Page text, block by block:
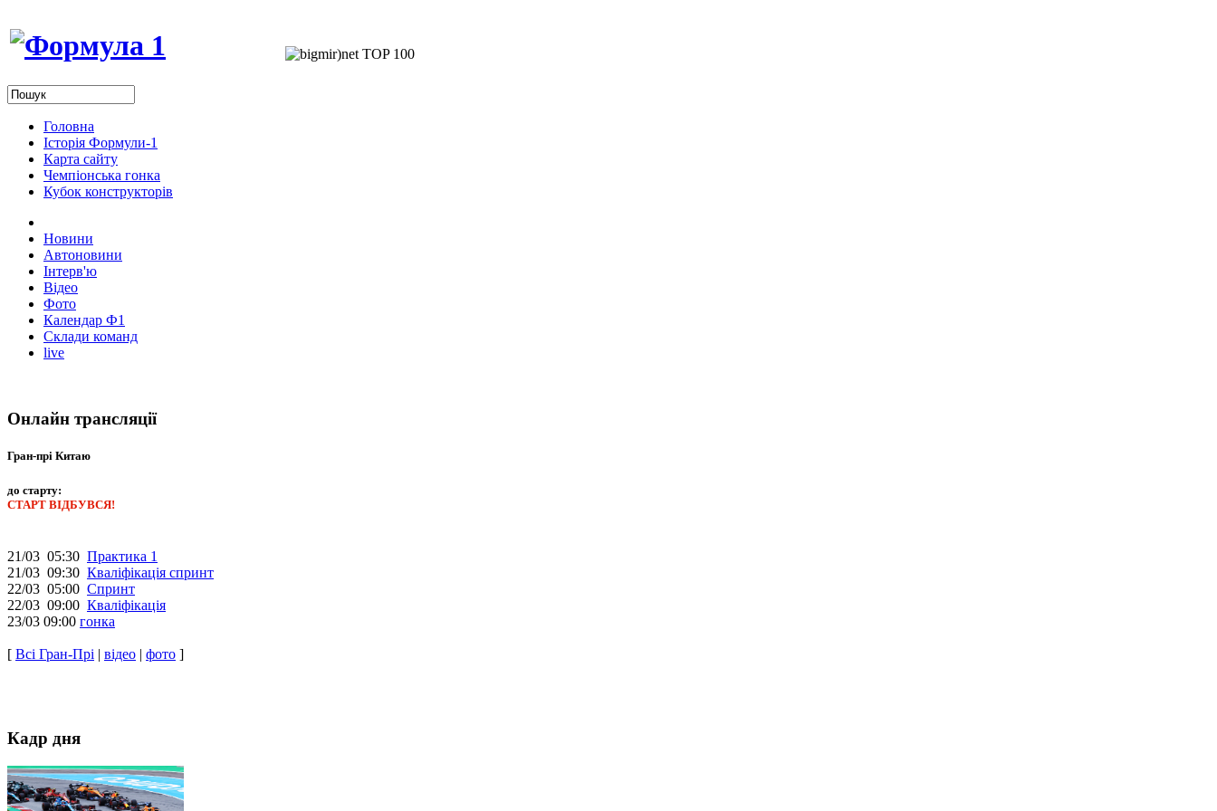
Головна
Історія Формули-1
Карта сайту
Чемпіонська гонка
Кубок конструкторів
Новини
Автоновини
Інтерв'ю
Відео
Фото
Календар Ф1
Склади команд
live
Онлайн трансляції
Гран-прі Китаю
до старту:
СТАРТ ВІДБУВСЯ!
21/03 05:30 Практика 1
21/03 09:30 Кваліфікація спринт
22/03 05:00 Спринт
22/03 09:00 Кваліфікація
23/03 09:00 гонка
[ Всі Гран-Прі | відео | фото ]
Кадр дня